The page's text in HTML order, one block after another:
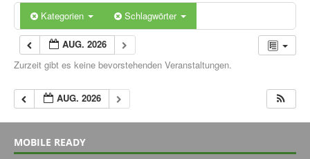
Kategorien Schlagwörter
AUG. 2026
Zurzeit gibt es keine bevorstehenden Veranstaltungen.
AUG. 2026
MOBILE READY